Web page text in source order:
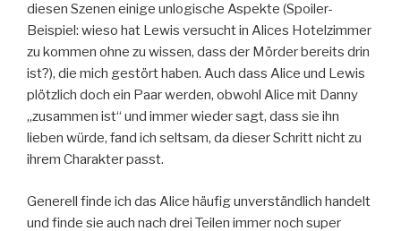
diesen Szenen einige unlogische Aspekte (Spoiler-
Beispiel: wieso hat Lewis versucht in Alices Hotelzimmer
zu kommen ohne zu wissen, dass der Mörder bereits drin
ist?), die mich gestört haben. Auch dass Alice und Lewis
plötzlich doch ein Paar werden, obwohl Alice mit Danny
„zusammen ist“ und immer wieder sagt, dass sie ihn
lieben würde, fand ich seltsam, da dieser Schritt nicht zu
ihrem Charakter passt.
Generell finde ich das Alice häufig unverständlich handelt
und finde sie auch nach drei Teilen immer noch super